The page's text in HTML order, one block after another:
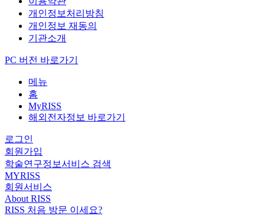
개인정보처리방침
개인정보 재동의
기관소개
PC 버전 바로가기
메뉴
홈
MyRISS
해외전자정보 바로가기
로그인
회원가입
학술연구정보서비스 검색
MYRISS
회원서비스
About RISS
RISS 처음 방문 이세요?